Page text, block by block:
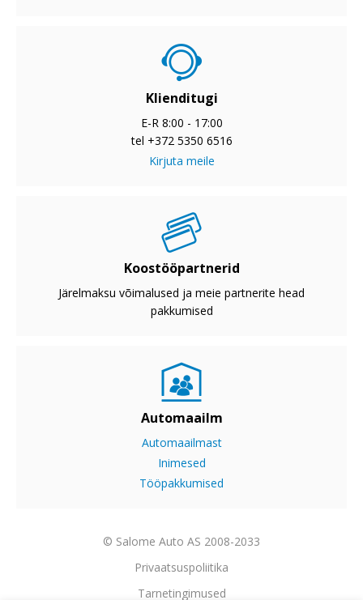
Klienditugi
E-R 8:00 - 17:00
tel +372 5350 6516
Kirjuta meile
Koostööpartnerid
Järelmaksu võimalused ja meie partnerite head
pakkumised
Automaailm
Automaailmast
Inimesed
Tööpakkumised
© Salome Auto AS 2008-2033
Privaatsuspoliitika
Tarnetingimused